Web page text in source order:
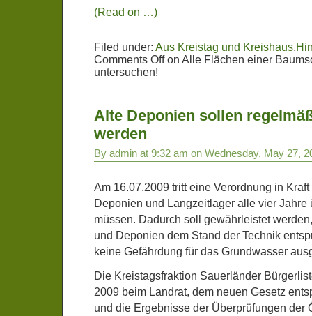
(Read on …)
Filed under: Aus Kreistag und Kreishaus,
Comments Offon Alle Flächen einer
untersuchen!
Alte Deponien sollen
werden
By admin at 9:32 am on Wednesday, May 27,
Am 16.07.2009 tritt eine Verordnung in
Deponien und Langzeitlager alle vier Jahre
müssen. Dadurch soll gewährleistet
und Deponien dem Stand der Technik
keine Gefährdung für das Grundwasser
Die Kreistagsfraktion Sauerländer
2009 beim Landrat, dem neuen Gesetz
und die Ergebnisse der Überprüfungen der